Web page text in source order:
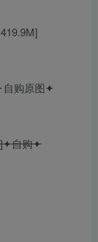
自购原图✦
自购✦